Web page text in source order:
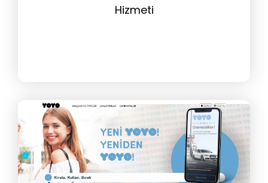
Hizmeti